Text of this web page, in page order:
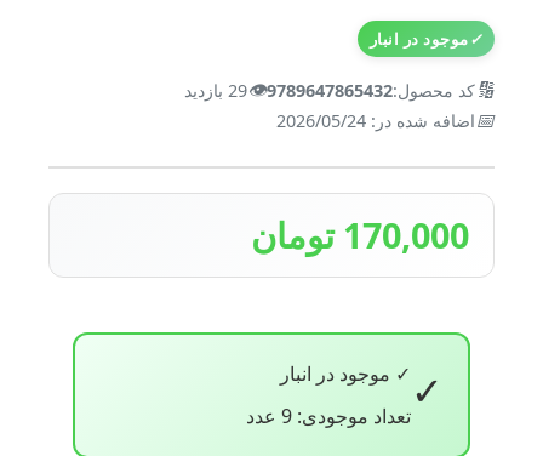
✓موجود در انبار
🔢کد محصول:9789647865432
👁️29 بازدید
📅اضافه شده در: 2026/05/24
170,000 تومان
✓ ✓ موجود در انبار
تعداد موجودی: 9 عدد